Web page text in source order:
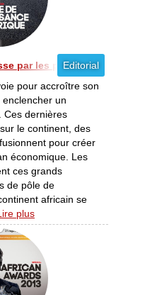
Editorial
par les pôles de croissance
pour accroître son
un
Ces dernières
le continent, des
pour créer
économique. Les
ces grands
de pôle de
africain se
plus